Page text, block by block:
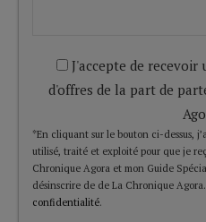
J'accepte de recevoir
d'offres de la part de
*En cliquant sur le bouton ci-dessus,
utilisé, traité et exploité pour que je
Chronique Agora et mon Guide
désinscrire de de La Chronique
confidentialité.